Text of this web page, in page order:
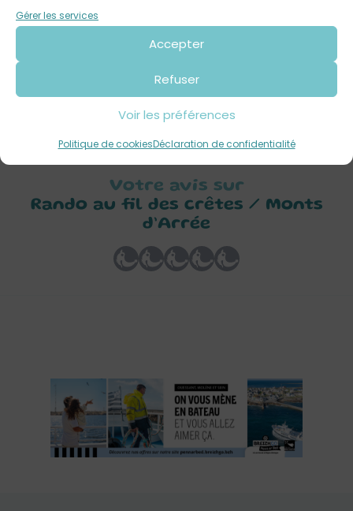
Gérer les services
Accepter
Refuser
Voir les préférences
Politique de cookiesDéclaration de confidentialité
La Ronde des Korrigans : randonnée enfants
dans les Monts d’Arrée
Ancienne école de Botmeur Dès 3 ans
Votre avis sur
Rando au fil des crêtes / Monts
d’Arrée